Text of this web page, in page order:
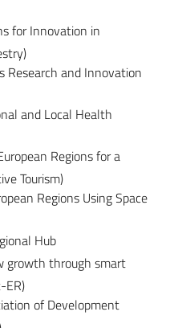
for Innovation in
Research and Innovation
and Local Health
Regions for a
Tourism)
Regions Using Space
Hub
growth through smart
ER)
of Development